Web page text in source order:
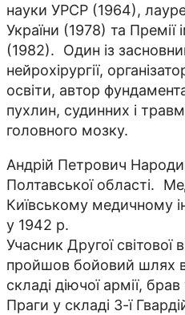
науки УРСР (1964),
України (1978) та
(1982). Один із
нейрохірургії,
освіти, автор
пухлин, судинних і
головного мозку.
Андрій Петрович
Полтавської області.
Київському медичному
у 1942 р.
Учасник Другої
пройшов бойовий шлях
складі діючої армії,
Праги у складі 3-ї